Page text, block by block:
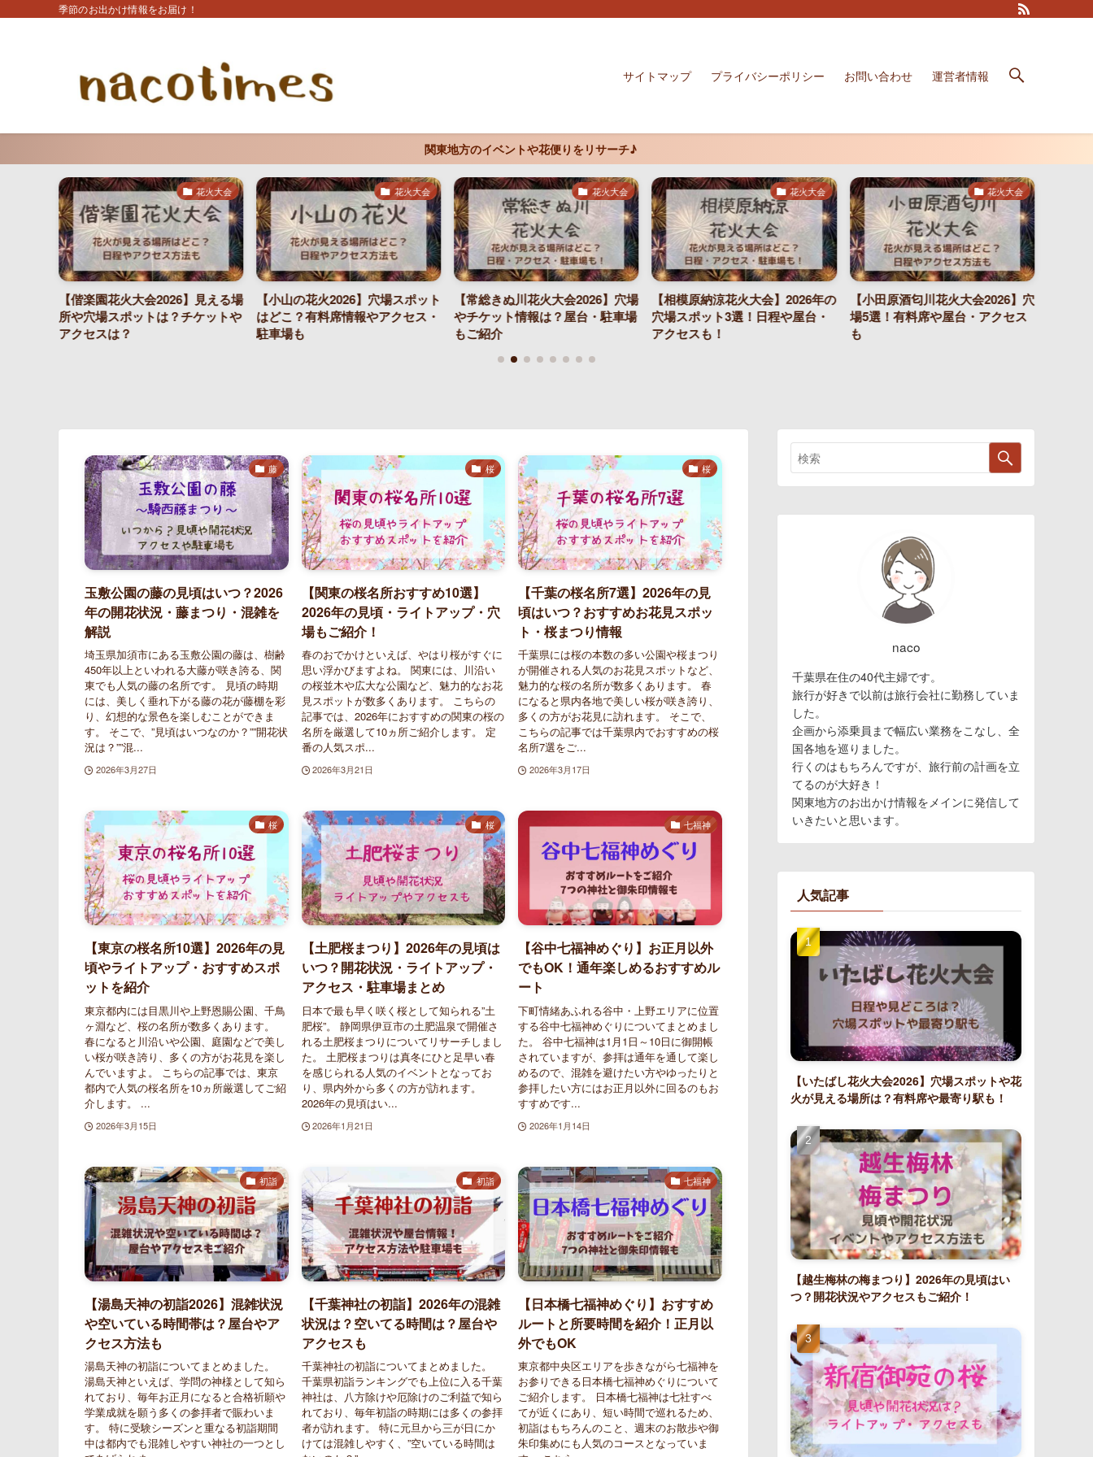
季節のお出かけ情報をお届け！
サイトマップ プライバシーポリシー お問い合わせ 運営者情報
関東地方のイベントや花便りをリサーチ♪
花火大会
【偕楽園花火大会2026】見える場
所や穴場スポットは？チケットや
アクセスは？
花火大会
【小山の花火2026】穴場スポット
はどこ？有料席情報やアクセス・
駐車場も
花火大会
【常総きぬ川花火大会2026】穴場
やチケット情報は？屋台・駐車場
もご紹介
花火大会
【相模原納涼花火大会】2026年の
穴場スポット3選！日程や屋台・
アクセスも！
花火大会
【小田原酒匂川花火大会2026】穴
場5選！有料席や屋台・アクセス
も
藤
玉敷公園の藤の見頃はいつ？2026
年の開花状況・藤まつり・混雑を
解説
埼玉県加須市にある玉敷公園の藤は、樹齢
450年以上といわれる大藤が咲き誇る、関
東でも人気の藤の名所です。 見頃の時期
には、美しく垂れ下がる藤の花が藤棚を彩
り、幻想的な景色を楽しむことができま
す。 そこで、”見頃はいつなのか？””開花状
況は？””混...
2026年3月27日
桜
【関東の桜名所おすすめ10選】
2026年の見頃・ライトアップ・穴
場もご紹介！
春のおでかけといえば、やはり桜がすぐに
思い浮かびますよね。 関東には、川沿い
の桜並木や広大な公園など、魅力的なお花
見スポットが数多くあります。 こちらの
記事では、2026年におすすめの関東の桜の
名所を厳選して10ヵ所ご紹介します。 定
番の人気スポ...
2026年3月21日
桜
【千葉の桜名所7選】2026年の見
頃はいつ？おすすめお花見スポッ
ト・桜まつり情報
千葉県には桜の本数の多い公園や桜まつり
が開催される人気のお花見スポットなど、
魅力的な桜の名所が数多くあります。 春
になると県内各地で美しい桜が咲き誇り、
多くの方がお花見に訪れます。 そこで、
こちらの記事では千葉県内でおすすめの桜
名所7選をご...
2026年3月17日
桜
【東京の桜名所10選】2026年の見
頃やライトアップ・おすすめスポ
ットを紹介
東京都内には目黒川や上野恩賜公園、千鳥
ヶ淵など、桜の名所が数多くあります。
春になると川沿いや公園、庭園などで美し
い桜が咲き誇り、多くの方がお花見を楽し
んでいますよ。 こちらの記事では、東京
都内で人気の桜名所を10ヵ所厳選してご紹
介します。 ...
2026年3月15日
桜
【土肥桜まつり】2026年の見頃は
いつ？開花状況・ライトアップ・
アクセス・駐車場まとめ
日本で最も早く咲く桜として知られる”土
肥桜”。 静岡県伊豆市の土肥温泉で開催さ
れる土肥桜まつりについてリサーチしまし
た。 土肥桜まつりは真冬にひと足早い春
を感じられる人気のイベントとなってお
り、県内外から多くの方が訪れます。
2026年の見頃はい...
2026年1月21日
七福神
【谷中七福神めぐり】お正月以外
でもOK！通年楽しめるおすすめル
ート
下町情緒あふれる谷中・上野エリアに位置
する谷中七福神めぐりについてまとめまし
た。 谷中七福神は1月1日～10日に御開帳
されていますが、参拝は通年を通して楽し
めるので、混雑を避けたい方やゆったりと
参拝したい方にはお正月以外に回るのもお
すすめです...
2026年1月14日
初詣
【湯島天神の初詣2026】混雑状況
や空いている時間帯は？屋台やア
クセス方法も
湯島天神の初詣についてまとめました。
湯島天神といえば、学問の神様として知ら
れており、毎年お正月になると合格祈願や
学業成就を願う多くの参拝者で賑わいま
す。 特に受験シーズンと重なる初詣期間
中は都内でも混雑しやすい神社の一つとし
初詣
【千葉神社の初詣】2026年の混雑
状況は？空いてる時間は？屋台や
アクセスも
千葉神社の初詣についてまとめました。
千葉県初詣ランキングでも上位に入る千葉
神社は、八方除けや厄除けのご利益で知ら
れており、毎年初詣の時期には多くの参拝
者が訪れます。 特に元旦から三が日にか
けては混雑しやすく、”空いている時間は
七福神
【日本橋七福神めぐり】おすすめ
ルートと所要時間を紹介！正月以
外でもOK
東京都中央区エリアを歩きながら七福神を
お参りできる日本橋七福神めぐりについて
ご紹介します。 日本橋七福神は七社すべ
てが近くにあり、短い時間で巡れるため、
初詣はもちろんのこと、週末のお散歩や御
朱印集めにも人気のコースとなっていま
naco
千葉県在住の40代主婦です。
旅行が好きで以前は旅行会社に勤務していま
した。
企画から添乗員まで幅広い業務をこなし、全
国各地を巡りました。
行くのはもちろんですが、旅行前の計画を立
てるのが大好き！
関東地方のお出かけ情報をメインに発信して
いきたいと思います。
人気記事
【いたばし花火大会2026】穴場スポットや花
火が見える場所は？有料席や最寄り駅も！
【越生梅林の梅まつり】2026年の見頃はい
つ？開花状況やアクセスもご紹介！